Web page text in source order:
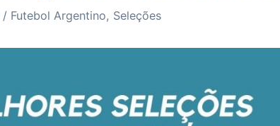
Futebol Argentino, Seleções